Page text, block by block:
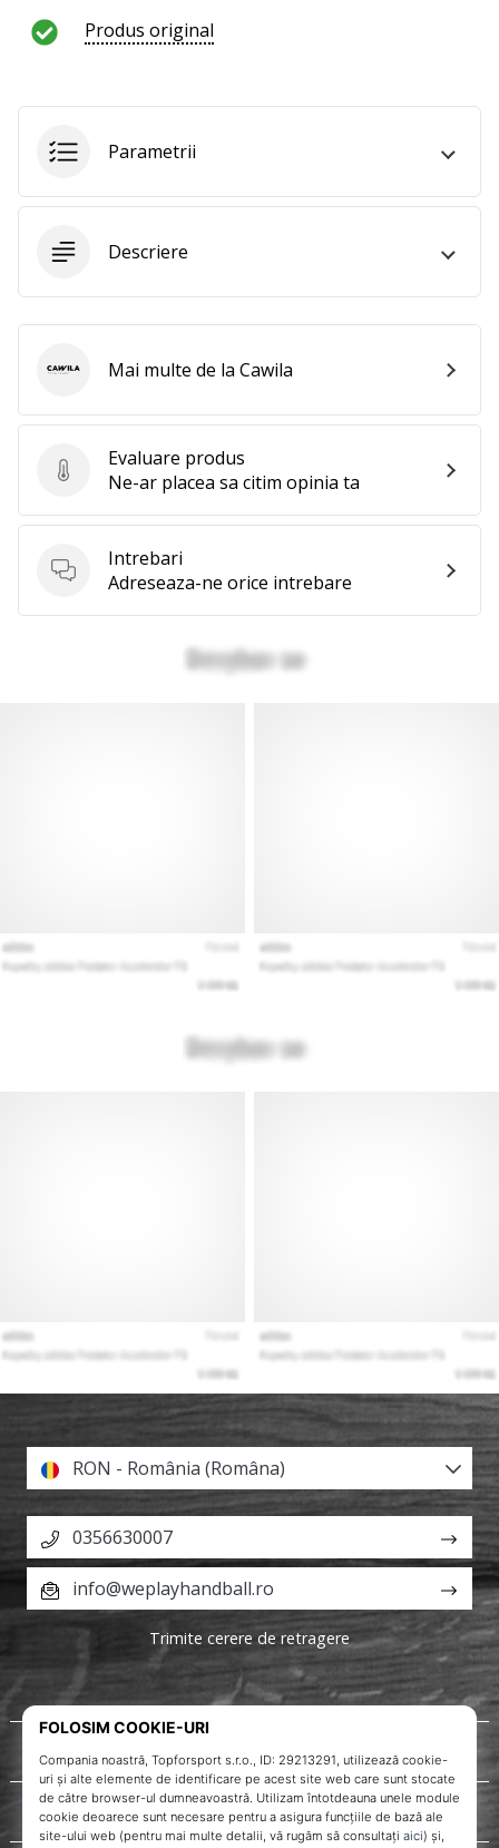
toate
Produs original
Parametrii
Descriere
Evaluare produs
Evaluare produs
Ne-ar placea sa citim opinia ta
Intrebari
Intrebari
Adreseaza-ne orice intrebare
CawilaMai multe de la Cawila
Despre noi
Servicii clienți
RON - România (Româna)
0356630007
info@weplayhandball.ro
Trimite cerere de retragere